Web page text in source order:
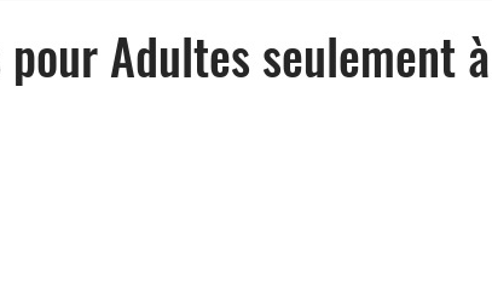
Adultes seulement à